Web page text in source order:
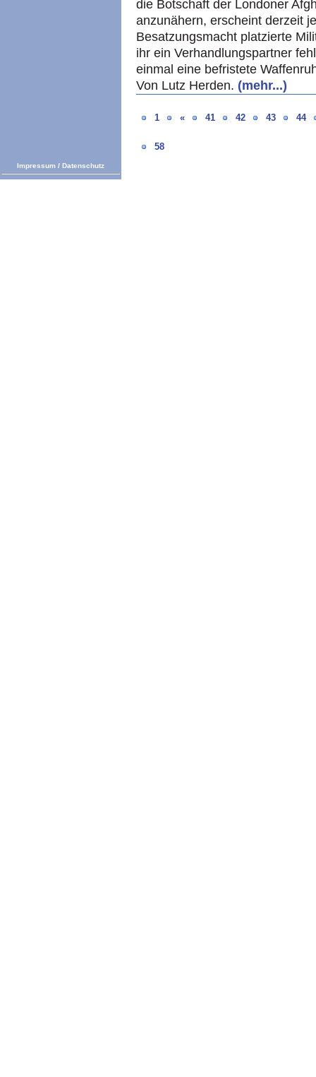
die Botschaft der Londoner
anzunähern, erscheint derzeit
Besatzungsmacht platzierte
ihr ein Verhandlungspartner
einmal eine befristete
Von Lutz Herden. (mehr...)
1 « 41 42 43 44
58
Impressum / Datenschutz